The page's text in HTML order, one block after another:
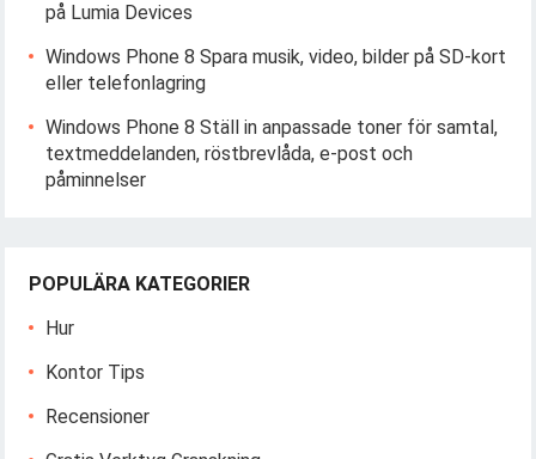
på Lumia Devices
Windows Phone 8 Spara musik, video, bilder på SD-kort
eller telefonlagring
Windows Phone 8 Ställ in anpassade toner för samtal,
textmeddelanden, röstbrevlåda, e-post och
påminnelser
POPULÄRA KATEGORIER
Hur
Kontor Tips
Recensioner